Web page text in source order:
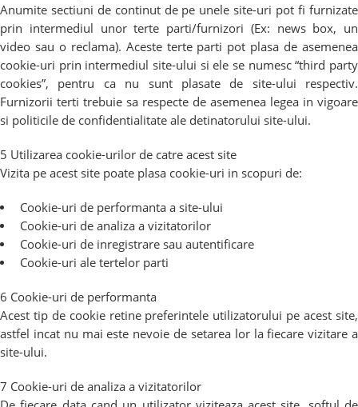
Anumite sectiuni de continut de pe unele site-uri pot fi furnizate
prin intermediul unor terte parti/furnizori (Ex: news box, un
video sau o reclama). Aceste terte parti pot plasa de asemenea
cookie-uri prin intermediul site-ului si ele se numesc “third party
cookies”, pentru ca nu sunt plasate de site-ului respectiv.
Furnizorii terti trebuie sa respecte de asemenea legea in vigoare
si politicile de confidentialitate ale detinatorului site-ului.
5 Utilizarea cookie-urilor de catre acest site
Vizita pe acest site poate plasa cookie-uri in scopuri de:
Cookie-uri de performanta a site-ului
Cookie-uri de analiza a vizitatorilor
Cookie-uri de inregistrare sau autentificare
Cookie-uri ale tertelor parti
6 Cookie-uri de performanta
Acest tip de cookie retine preferintele utilizatorului pe acest site,
astfel incat nu mai este nevoie de setarea lor la fiecare vizitare a
site-ului.
7 Cookie-uri de analiza a vizitatorilor